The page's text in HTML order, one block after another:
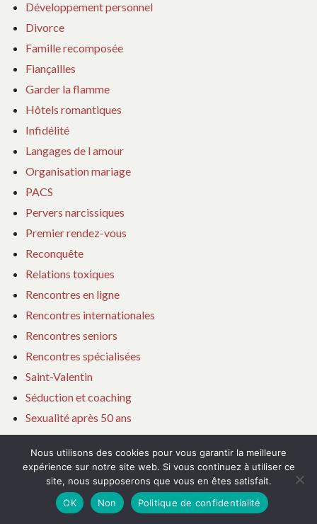
Développement personnel
Divorce
Famille recomposée
Fiançailles
Garder la flamme
Hôtels romantiques
Infidélité
Langages de l amour
Organisation mariage
PACS
Pervers narcissiques
Premier rendez-vous
Reconquête
Relations toxiques
Rencontres en ligne
Rencontres internationales
Rencontres seniors
Rencontres spécialisées
Saint-Valentin
Séduction et coaching
Sexualité après 50 ans
Surmonter une rupture
Tendances dating
Tests de personnalité
Théorie de l attachement
Nous utilisons des cookies pour vous garantir la meilleure
expérience sur notre site web. Si vous continuez à utiliser ce
site, nous supposerons que vous en êtes satisfait.
OK
Non Politique de confidentialité